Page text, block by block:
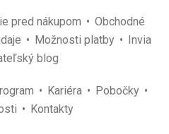
pred nákupom
Obchodné
Možnosti platby
Invia
blog
Kariéra
Pobočky
Kontakty